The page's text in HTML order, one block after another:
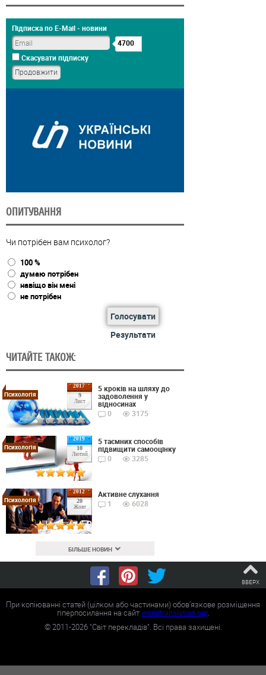
Підписка по E-Mail - новини
4700
Скасувати підписку
ОПИТУВАННЯ
Чи потрібен вам психолог?
100 %
думаю потрібен
навіщо він мені
не потрібен
Голосувати
Результати
ЧИТАЙТЕ ТАКОЖ:
2017
9
Лист
Психологія
5 кроків на шляху до
задоволення у
відносинах
0
3175
2019
10
Лютий
Психологія
5 таємних способів
підвищити самооцінку
0
3285
2012
20
Жовт
Психологія
Активне слухання
1
6028
БІЛЬШЕ НОВИН
ВВЕРХ
При копіюванні статей (цілком або частинами) обов'язкове розміщення
гіперпосилання на сайтworldtranslation.org.
©2011-2026"Світ перекладів". Всі права захищені.